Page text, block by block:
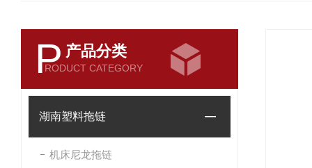
P 产品分类
RODUCT CATEGORY
湖南塑料拖链
机床尼龙拖链